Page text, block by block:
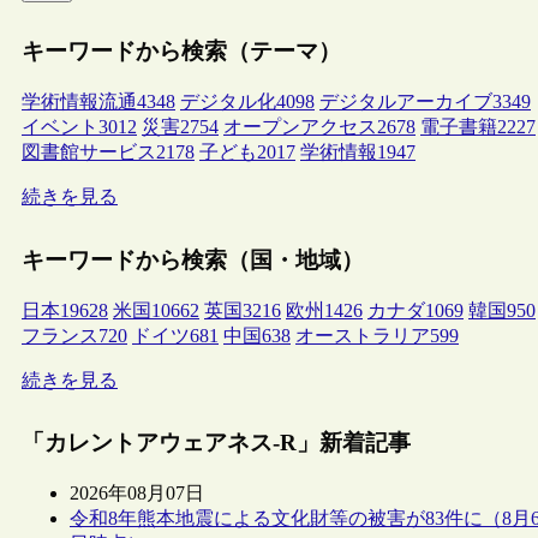
キーワードから検索（テーマ）
学術情報流通4348 デジタル化4098 デジタルアーカイブ3349
イベント 3012 災害2754 オープンアクセス2678 電子書籍2227
図書館サービス2178 子ども2017 学術情報1947
続きを見る
キーワードから検索（国・地域）
日本19628 米国 10662 英国3216 欧州 1426 カナダ1069 韓国950
フランス720 ドイツ681 中国638 オーストラリア599
続きを見る
「カレントアウェアネス-R」新着記事
2026年08月07日
令和8年熊本地震による文化財等の被害が83件に（8月